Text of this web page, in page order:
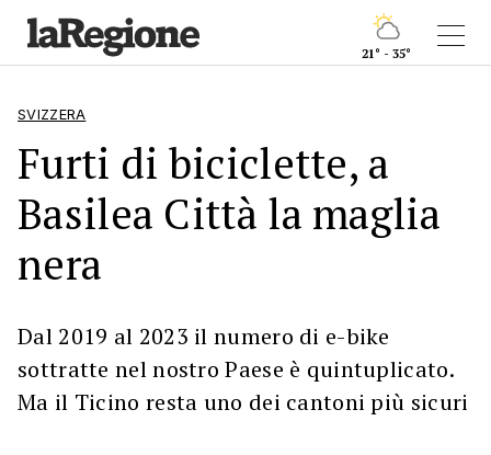
21° - 35°
SVIZZERA
Furti di biciclette, a
Basilea Città la maglia
nera
Dal 2019 al 2023 il numero di e-bike
sottratte nel nostro Paese è quintuplicato.
Ma il Ticino resta uno dei cantoni più sicuri